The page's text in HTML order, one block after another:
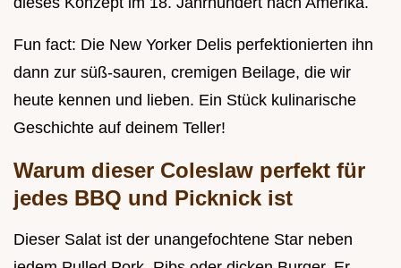
Fun fact: Die New Yorker Delis perfektionierten ihn
dann zur süß-sauren, cremigen Beilage, die wir
heute kennen und lieben. Ein Stück kulinarische
Geschichte auf deinem Teller!
Warum dieser Coleslaw perfekt für
jedes BBQ und Picknick ist
Dieser Salat ist der unangefochtene Star neben